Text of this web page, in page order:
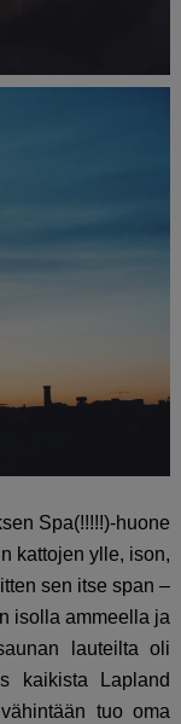
Spa(!!!!!)-huone
kattojen ylle, ison,
sen itse span –
isolla ammeella ja
lauteilta oli
kaikista Lapland
tuo oma